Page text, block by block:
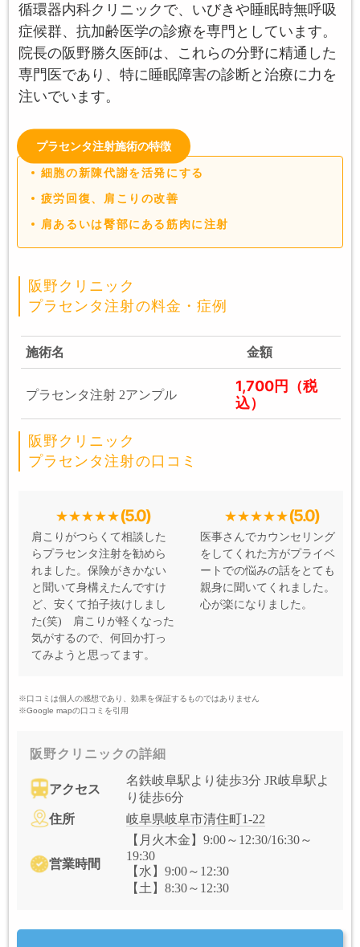
循環器内科クリニックで、いびきや睡眠時無呼吸
症候群、抗加齢医学の診療を専門としています。
院長の阪野勝久医師は、これらの分野に精通した
専門医であり、特に睡眠障害の診断と治療に力を
注いでいます。
プラセンタ注射施術の特徴
細胞の新陳代謝を活発にする
疲労回復、肩こりの改善
肩あるいは臀部にある筋肉に注射
阪野クリニック
プラセンタ注射の料金・症例
施術名 金額
プラセンタ注射 2アンプル
1,700円（税
込）
阪野クリニック
プラセンタ注射の口コミ
(5.0)
肩こりがつらくて相談した
らプラセンタ注射を勧めら
れました。保険がきかない
と聞いて身構えたんですけ
ど、安くて拍子抜けしまし
た(笑) 肩こりが軽くなった
気がするので、何回か打っ
てみようと思ってます。
(5.0)
医事さんでカウンセリング
をしてくれた方がプライベ
ートでの悩みの話をとても
親身に聞いてくれました。
心が楽になりました。
※口コミは個人の感想であり、効果を保証するものではありません
※Google mapの口コミを引用
阪野クリニックの詳細
アクセス
名鉄岐阜駅より徒歩3分 JR岐阜駅よ
り徒歩6分
住所
岐阜県岐阜市清住町1-22
営業時間
【月火木金】9:00～12:30/16:30～
19:30
【水】9:00～12:30
【土】8:30～12:30